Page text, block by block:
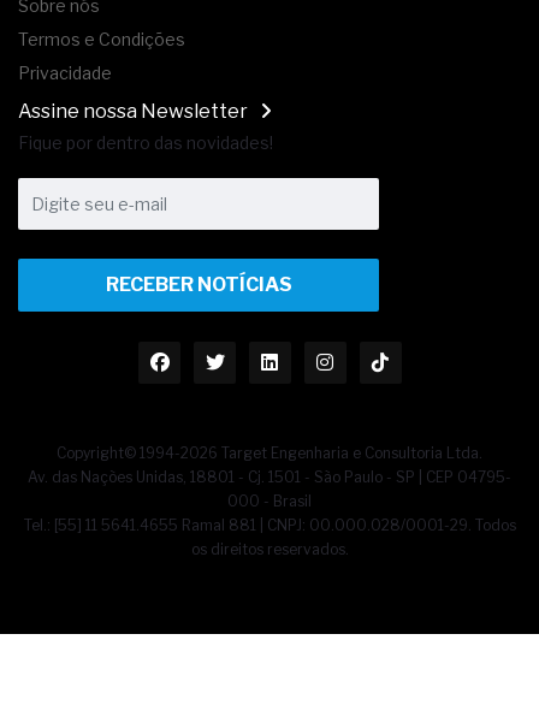
Sobre nós
Termos e Condições
Privacidade
Assine nossa Newsletter
Fique por dentro das novidades!
RECEBER NOTÍCIAS
Copyright© 1994-2026 Target Engenharia e Consultoria Ltda.
Av. das Nações Unidas, 18801 - Cj. 1501 - São Paulo - SP | CEP 04795-
000 - Brasil
Tel.: [55] 11 5641.4655 Ramal 881 | CNPJ: 00.000.028/0001-29. Todos
os direitos reservados.